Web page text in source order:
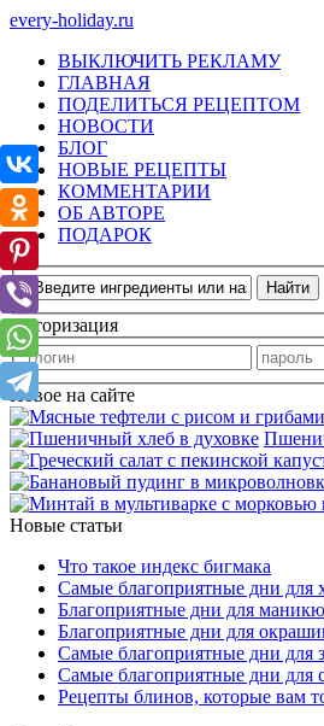
every-holiday.ru
ВЫКЛЮЧИТЬ РЕКЛАМУ
ГЛАВНАЯ
ПОДЕЛИТЬСЯ РЕЦЕПТОМ
НОВОСТИ
БЛОГ
НОВЫЕ РЕЦЕПТЫ
КОММЕНТАРИИ
ОБ АВТОРЕ
ПОДАРОК
Авторизация
Новое на сайте
Новые статьи
Что такое индекс бигмака
Самые благоприятные дни для
Благоприятные дни для
Благоприятные дни для
Самые благоприятные дни для
Самые благоприятные дни для
Рецепты блинов, которые вам